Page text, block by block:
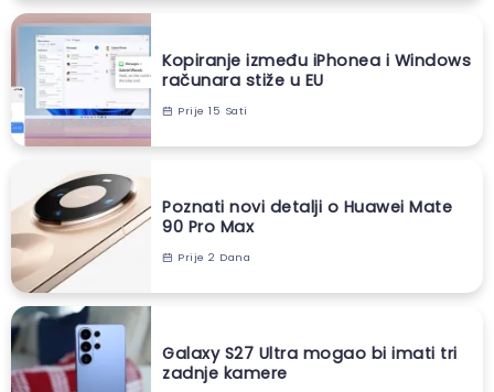
Kopiranje između iPhonea i Windows
računara stiže u EU
Prije 15 Sati
Poznati novi detalji o Huawei Mate
90 Pro Max
Prije 2 Dana
Galaxy S27 Ultra mogao bi imati tri
zadnje kamere